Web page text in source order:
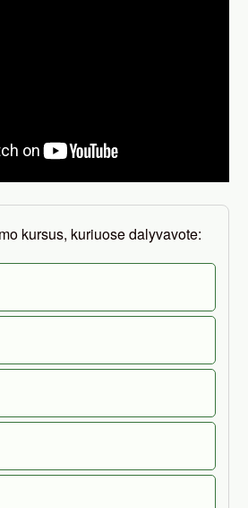
kursus, kuriuose dalyvavote: